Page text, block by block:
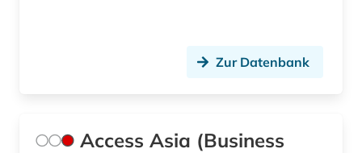
business (9)
Zur Datenbank
Access Asia (Business